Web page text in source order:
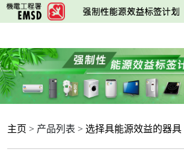
跳
至
要
内
容
主页 > 产品列表 > 选择具能源效益的器具